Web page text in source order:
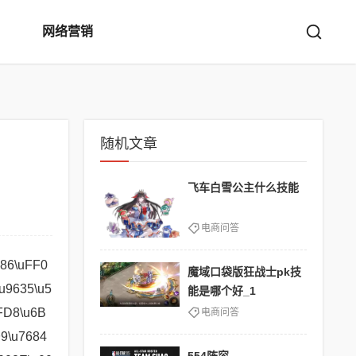
网络营销
随机文章
飞车白雪公主什么技能
电商问答
魔域口袋版狂战士pk技
能是哪个好_1
电商问答